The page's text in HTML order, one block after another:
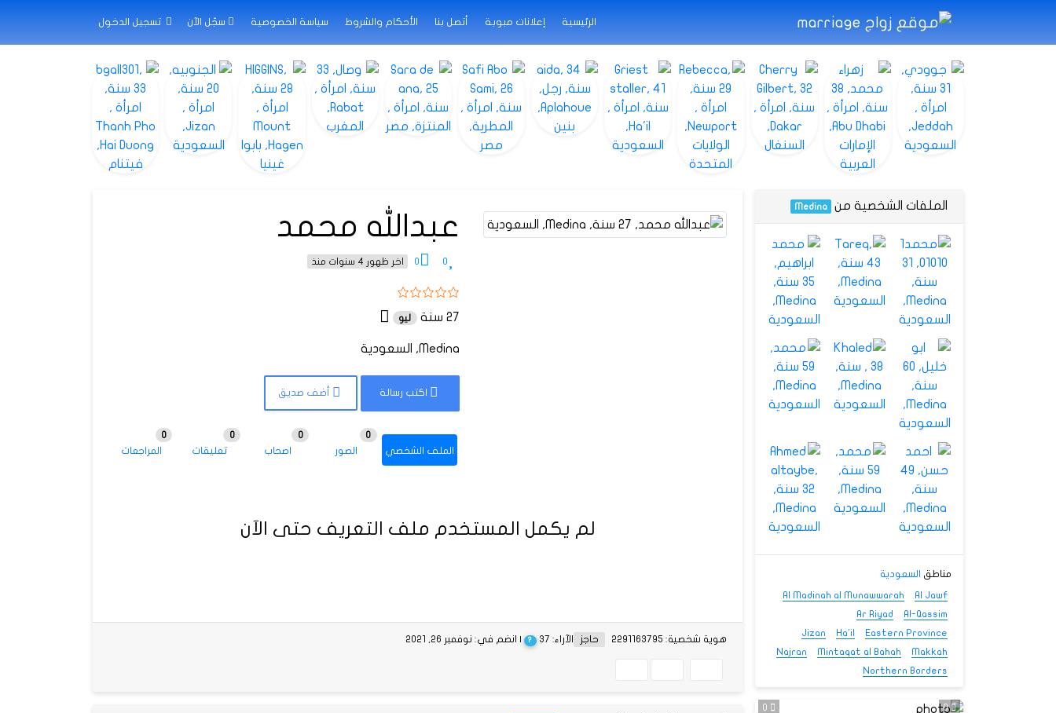
الرئيسية إعلانات مبوبة أتصل بنا الأحكام والشروط سياسة الخصوصية سجّل الآن تسجيل الدخول
عبدالله محمد
0
0 اخر ظهور 4 سنوات منذ
27 سنة ليو
Medina, السعودية
اكتب رسالة أضف صديق
الملف الشخصي الصور
0
اصحاب
0
تعليقات
0
المراجعات
0
لم يكمل المستخدم ملف التعريف حتى الآن
الآراء: 37 ? | انضم في: نوفمبر 26, 2021 هوية شخصية: 2291163795 حاجز
الملفات الشخصية من Medina
مناطق السعودية
Al Jawf
Al Madinah al Munawwarah
Al-Qassim
Ar Riyad
Eastern Province
Ha'il
Jizan
Makkah
Mintaqat al Bahah
Najran
Northern Borders
0